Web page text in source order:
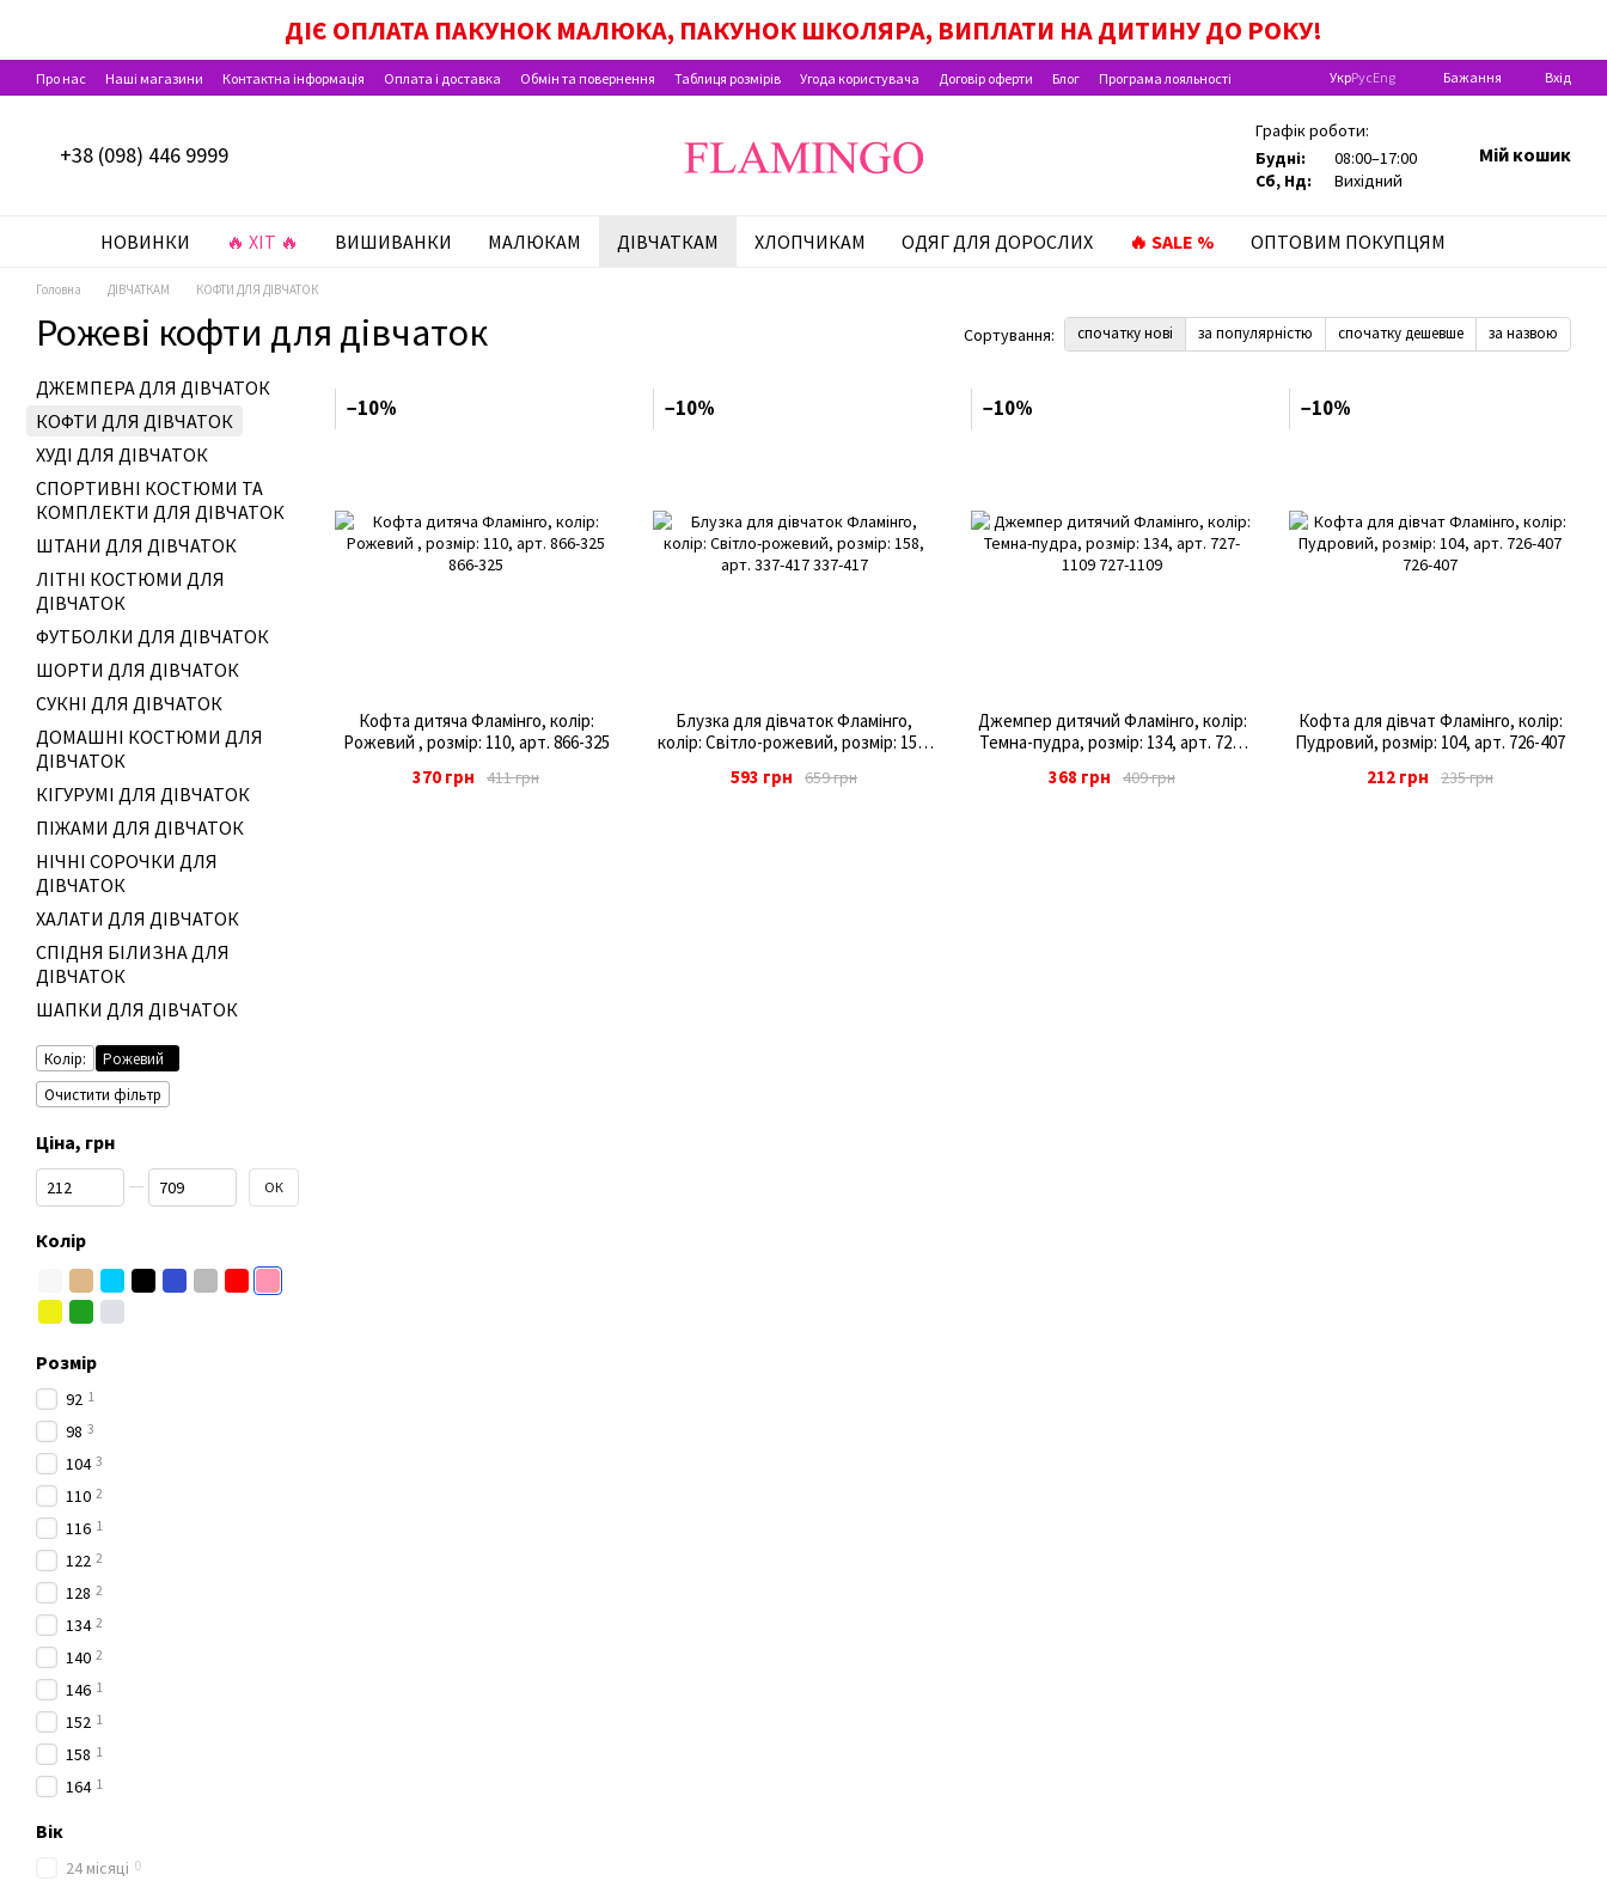
ДІЄ ОПЛАТА ПАКУНОК МАЛЮКА, ПАКУНОК ШКОЛЯРА, ВИПЛАТИ НА ДИТИНУ ДО РОКУ!
Про нас Наші магазини Контактна інформація Оплата і доставка Обмін та повернення Таблиця розмірів Угода користувача Договір оферти Блог
Програма лояльності
Відгуки про магазин
УкрРусEng Бажання Вхід
+38 (098) 446 9999
Графік роботи:
Будні:
08:00–17:00
Сб, Нд:
Вихідний
Мій кошик
НОВИНКИ 🔥 ХІТ 🔥 ВИШИВАНКИ МАЛЮКАМ ДІВЧАТКАМ ХЛОПЧИКАМ ОДЯГ ДЛЯ ДОРОСЛИХ 🔥 SALE % ОПТОВИМ ПОКУПЦЯМ
Головна ДІВЧАТКАМ КОФТИ ДЛЯ ДІВЧАТОК
Рожеві кофти для дівчаток Сортування: спочатку нові за популярністю спочатку дешевше за назвою
−10%
Кофта дитяча Фламінго, колір:
Рожевий , розмір: 110, арт. 866-325
411 грн
370 грн
−10%
Блузка для дівчаток Фламінго,
колір: Світло-рожевий, розмір: 158,
659 грн
593 грн
−10%
Джемпер дитячий Фламінго, колір:
Темна-пудра, розмір: 134, арт. 727-
409 грн
368 грн
−10%
Кофта для дівчат Фламінго, колір:
Пудровий, розмір: 104, арт. 726-407
235 грн
212 грн
ДЖЕМПЕРА ДЛЯ ДІВЧАТОК
КОФТИ ДЛЯ ДІВЧАТОК
ХУДІ ДЛЯ ДІВЧАТОК
СПОРТИВНІ КОСТЮМИ ТА
КОМПЛЕКТИ ДЛЯ ДІВЧАТОК
ШТАНИ ДЛЯ ДІВЧАТОК
ЛІТНІ КОСТЮМИ ДЛЯ
ДІВЧАТОК
ФУТБОЛКИ ДЛЯ ДІВЧАТОК
ШОРТИ ДЛЯ ДІВЧАТОК
СУКНІ ДЛЯ ДІВЧАТОК
ДОМАШНІ КОСТЮМИ ДЛЯ
ДІВЧАТОК
КІГУРУМІ ДЛЯ ДІВЧАТОК
ПІЖАМИ ДЛЯ ДІВЧАТОК
НІЧНІ СОРОЧКИ ДЛЯ
ДІВЧАТОК
ХАЛАТИ ДЛЯ ДІВЧАТОК
СПІДНЯ БІЛИЗНА ДЛЯ
ДІВЧАТОК
ШАПКИ ДЛЯ ДІВЧАТОК
Колір:
Рожевий
Очистити фільтр
Ціна, грн
Від Ціна, грн
До Ціна, грн ОК
Колір
Розмір
92 1
98 3
104 3
110 2
116 1
122 2
128 2
134 2
140 2
146 1
152 1
158 1
164 1
Вік
24 місяці 0